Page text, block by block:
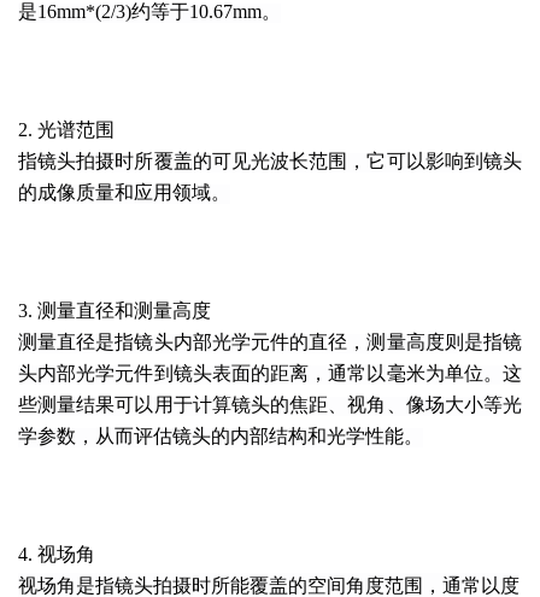
是16mm*(2/3)约等于10.67mm。
2. 光谱范围
指镜头拍摄时所覆盖的可见光波长范围，它可以影响到镜头
的成像质量和应用领域。
3. 测量直径和测量高度
测量直径是指镜头内部光学元件的直径，测量高度则是指镜
头内部光学元件到镜头表面的距离，通常以毫米为单位。这
些测量结果可以用于计算镜头的焦距、视角、像场大小等光
学参数，从而评估镜头的内部结构和光学性能。
4. 视场角
视场角是指镜头拍摄时所能覆盖的空间角度范围，通常以度